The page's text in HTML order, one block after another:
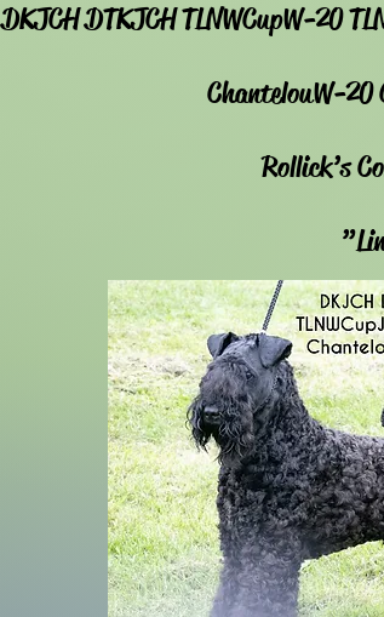
DKJCH DTKJCH TLNWCupW-20
ChantelouW-20
Rollick’s